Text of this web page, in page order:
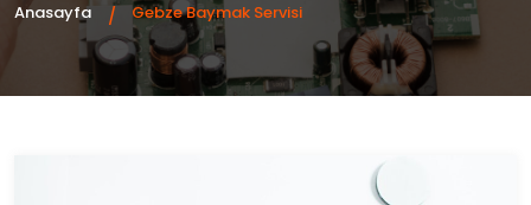
Anasayfa Gebze Baymak Servisi